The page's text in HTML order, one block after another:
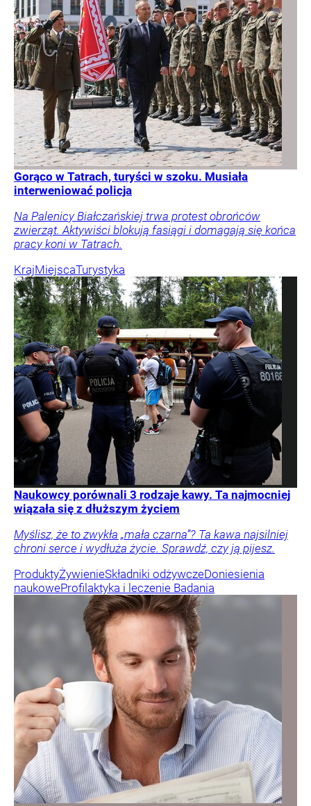
Gorąco w Tatrach, turyści w szoku. Musiała
interweniować policja
Na Palenicy Białczańskiej trwa protest obrońców
zwierząt. Aktywiści blokują fasiągi i domagają się końca
pracy koni w Tatrach.
KrajMiejscaTurystyka
Naukowcy porównali 3 rodzaje kawy. Ta najmocniej
wiązała się z dłuższym życiem
Myślisz, że to zwykła „mała czarna”? Ta kawa najsilniej
chroni serce i wydłuża życie. Sprawdź, czy ją pijesz.
ProduktyŻywienieSkładniki odżywczeDoniesienia
naukoweProfilaktyka i leczenie Badania